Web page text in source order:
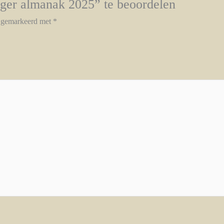
almanak 2025” te beoordelen
met *